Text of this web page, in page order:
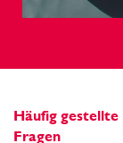
Häufig gestellte
Fragen